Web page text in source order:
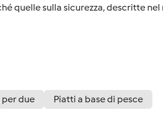
quelle sulla sicurezza, descritte nel
due
Piatti a base di pesce